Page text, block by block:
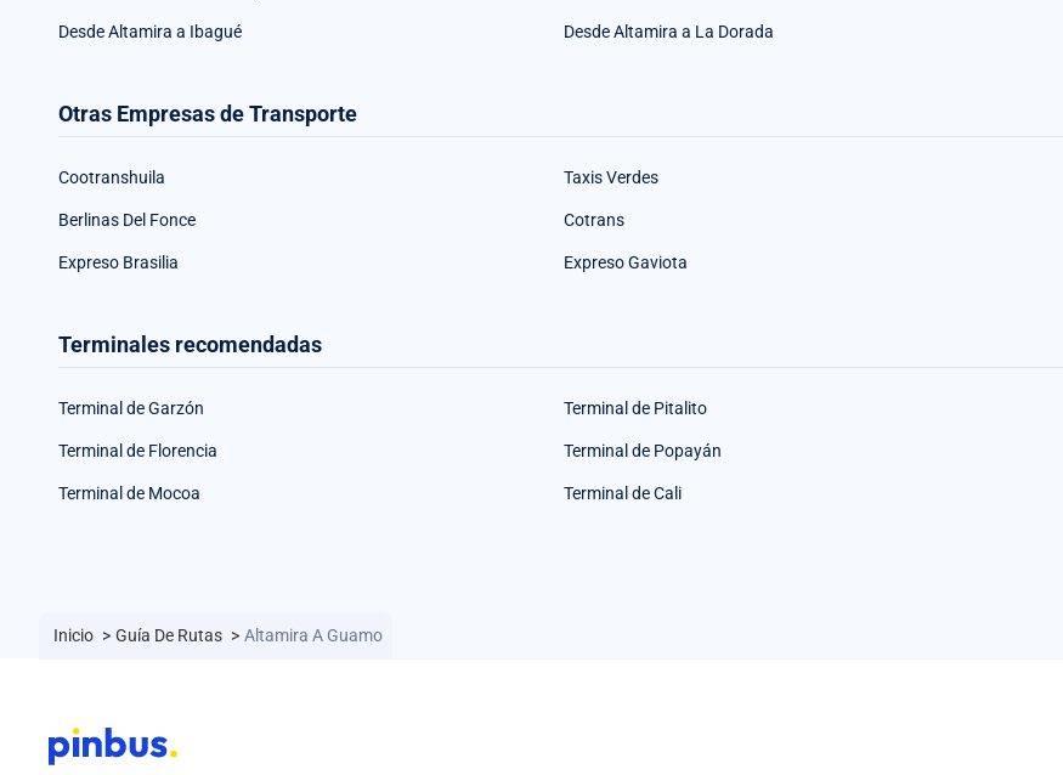
Desde Altamira a Ibagué Desde Altamira a La Dorada
Otras Empresas de Transporte
Cootranshuila Taxis Verdes
Berlinas Del Fonce Cotrans
Expreso Brasilia Expreso Gaviota
Terminales recomendadas
Terminal de Garzón Terminal de Pitalito
Terminal de Florencia Terminal de Popayán
Terminal de Mocoa Terminal de Cali
Inicio > Guía De Rutas > Altamira A Guamo